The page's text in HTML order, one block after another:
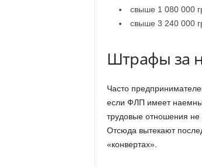
свыше 1 080 000
свыше 3 240 000
Штрафы за
Часто
если ФЛП имеет
трудовые отношения
Отсюда вытекают
«конвертах».